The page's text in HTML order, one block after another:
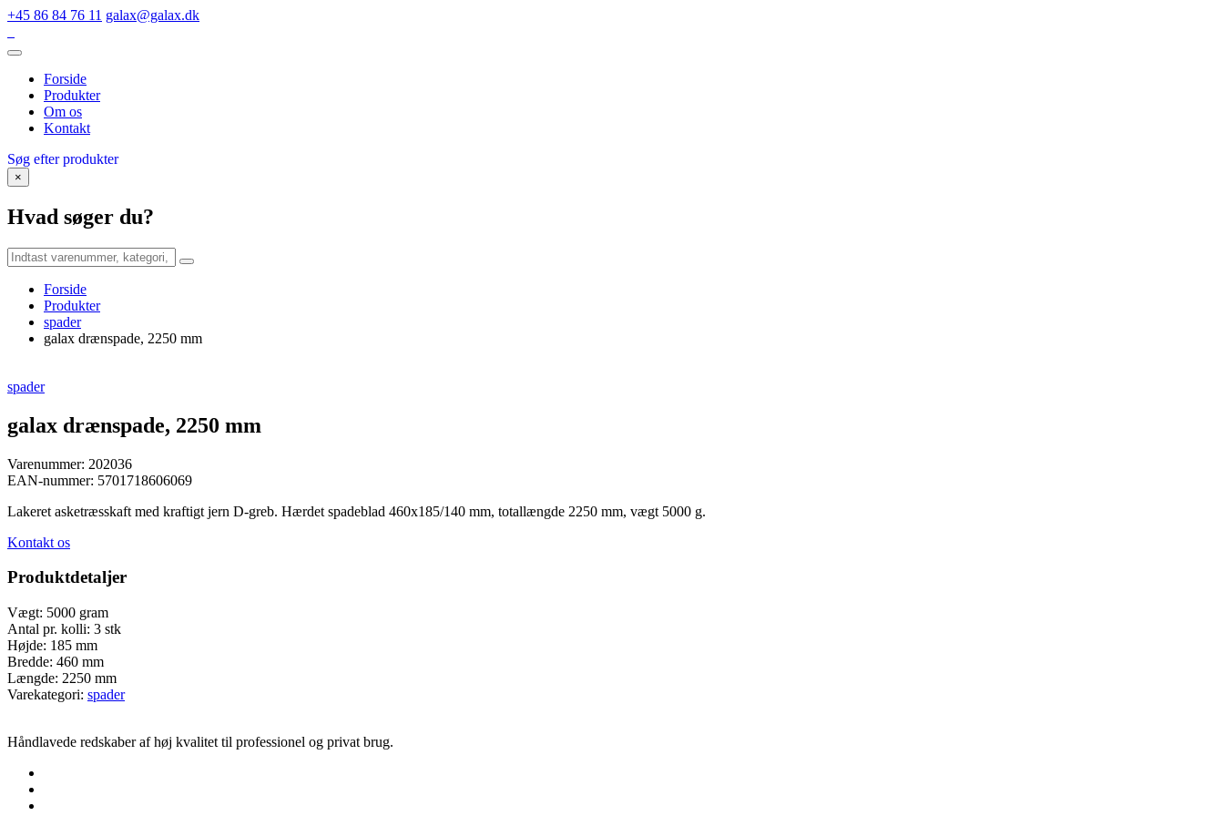
+45 86 84 76 11 galax@galax.dk
Forside
Produkter
Om os
Kontakt
Søg efter produkter
×
Hvad søger du?
Forside
Produkter
spader
galax drænspade, 2250 mm
spader
galax drænspade, 2250 mm
Varenummer: 202036
EAN-nummer: 5701718606069
Lakeret asketræsskaft med kraftigt jern D-greb. Hærdet spadeblad 460x185/140 mm, totallængde 2250 mm, vægt 5000 g.
Kontakt os
Produktdetaljer
Vægt: 5000 gram
Antal pr. kolli: 3 stk
Højde: 185 mm
Bredde: 460 mm
Længde: 2250 mm
Varekategori: spader
Håndlavede redskaber af høj kvalitet til professionel og privat brug.